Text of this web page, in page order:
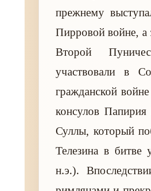
прежнему
Пирровой войне, а
Второй
участвовали в
гражданской
консулов
Суллы, который
Телезина в битве
н.э.).